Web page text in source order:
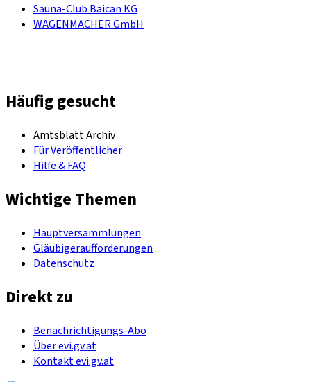
Sauna-Club Baican KG
WAGENMACHER GmbH
Häufig gesucht
Amtsblatt Archiv
Für Veröffentlicher
Hilfe & FAQ
Wichtige Themen
Hauptversammlungen
Gläubigeraufforderungen
Datenschutz
Direkt zu
Benachrichtigungs-Abo
Über evi.gv.at
Kontakt evi.gv.at